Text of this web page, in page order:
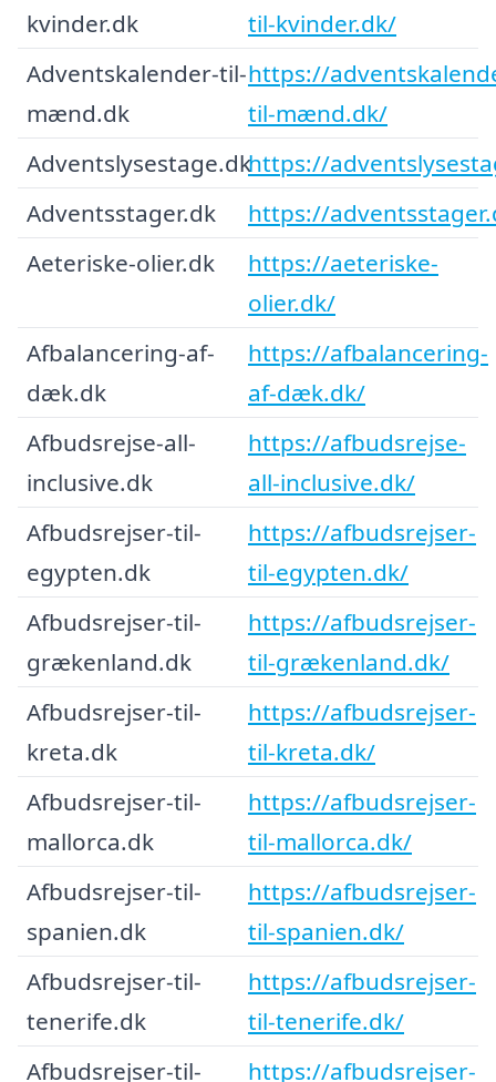
kvinder.dk
til-kvinder.dk/
Adventskalender-til-
mænd.dk
https://
til-mænd.dk/
Adventslysestage.dkhttps://
Adventsstager.dk
https://
Aeteriske-olier.dk
https://aeteriske-
olier.dk/
Afbalancering-af-
dæk.dk
https://afbalancering-
af-dæk.dk/
Afbudsrejse-all-
inclusive.dk
https://afbudsrejse-
all-inclusive.dk/
Afbudsrejser-til-
egypten.dk
https://afbudsrejser-
til-egypten.dk/
Afbudsrejser-til-
grækenland.dk
https://afbudsrejser-
til-grækenland.dk/
Afbudsrejser-til-
kreta.dk
https://afbudsrejser-
til-kreta.dk/
Afbudsrejser-til-
mallorca.dk
https://afbudsrejser-
til-mallorca.dk/
Afbudsrejser-til-
spanien.dk
https://afbudsrejser-
til-spanien.dk/
Afbudsrejser-til-
tenerife.dk
https://afbudsrejser-
til-tenerife.dk/
Afbudsrejser-til-
https://afbudsrejser-